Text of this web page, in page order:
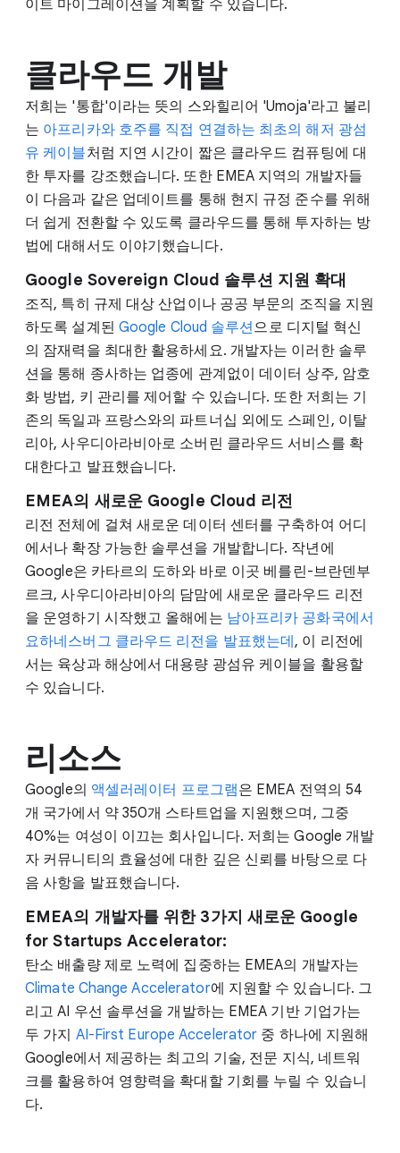
이트 마이그레이션을 계획할 수 있습니다.
클라우드 개발
저희는 '통합'이라는 뜻의 스와힐리어 'Umoja'라고 불리
는 아프리카와 호주를 직접 연결하는 최초의 해저 광섬
유 케이블처럼 지연 시간이 짧은 클라우드 컴퓨팅에 대
한 투자를 강조했습니다. 또한 EMEA 지역의 개발자들
이 다음과 같은 업데이트를 통해 현지 규정 준수를 위해
더 쉽게 전환할 수 있도록 클라우드를 통해 투자하는 방
법에 대해서도 이야기했습니다.
Google Sovereign Cloud 솔루션 지원 확대
조직, 특히 규제 대상 산업이나 공공 부문의 조직을 지원
하도록 설계된 Google Cloud 솔루션으로 디지털 혁신
의 잠재력을 최대한 활용하세요. 개발자는 이러한 솔루
션을 통해 종사하는 업종에 관계없이 데이터 상주, 암호
화 방법, 키 관리를 제어할 수 있습니다. 또한 저희는 기
존의 독일과 프랑스와의 파트너십 외에도 스페인, 이탈
리아, 사우디아라비아로 소버린 클라우드 서비스를 확
대한다고 발표했습니다.
EMEA의 새로운 Google Cloud 리전
리전 전체에 걸쳐 새로운 데이터 센터를 구축하여 어디
에서나 확장 가능한 솔루션을 개발합니다. 작년에
Google은 카타르의 도하와 바로 이곳 베를린-브란덴부
르크, 사우디아라비아의 담맘에 새로운 클라우드 리전
을 운영하기 시작했고 올해에는 남아프리카 공화국에서
요하네스버그 클라우드 리전을 발표했는데, 이 리전에
서는 육상과 해상에서 대용량 광섬유 케이블을 활용할
수 있습니다.
리소스
Google의 액셀러레이터 프로그램은 EMEA 전역의 54
개 국가에서 약 350개 스타트업을 지원했으며, 그중
40%는 여성이 이끄는 회사입니다. 저희는 Google 개발
자 커뮤니티의 효율성에 대한 깊은 신뢰를 바탕으로 다
음 사항을 발표했습니다.
EMEA의 개발자를 위한 3가지 새로운 Google
for Startups Accelerator:
탄소 배출량 제로 노력에 집중하는 EMEA의 개발자는
Climate Change Accelerator에 지원할 수 있습니다. 그
리고 AI 우선 솔루션을 개발하는 EMEA 기반 기업가는
두 가지 AI-First Europe Accelerator 중 하나에 지원해
Google에서 제공하는 최고의 기술, 전문 지식, 네트워
크를 활용하여 영향력을 확대할 기회를 누릴 수 있습니
다.